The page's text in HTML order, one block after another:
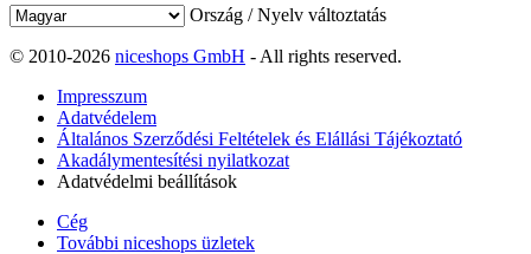
Ország / Nyelv változtatás
© 2010-2026 niceshops GmbH - All rights reserved.
Impresszum
Adatvédelem
Általános Szerződési Feltételek és Elállási Tájékoztató
Akadálymentesítési nyilatkozat
Adatvédelmi beállítások
Cég
További niceshops üzletek